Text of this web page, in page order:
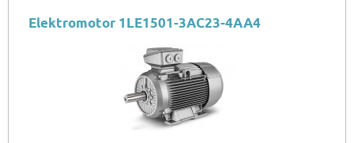
Elektromotor 1LE1501-3AC23-4AA4